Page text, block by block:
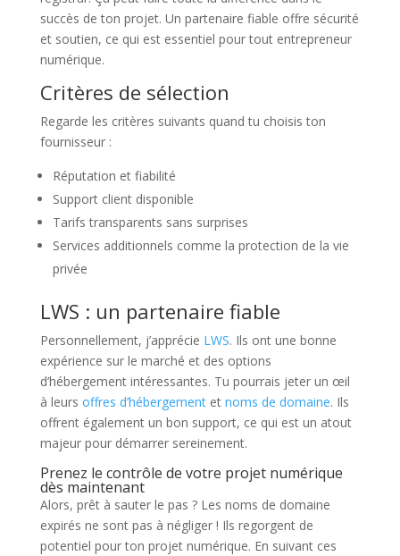
succès de ton projet. Un partenaire fiable offre sécurité
et soutien, ce qui est essentiel pour tout entrepreneur
numérique.
Critères de sélection
Regarde les critères suivants quand tu choisis ton
fournisseur :
Réputation et fiabilité
Support client disponible
Tarifs transparents sans surprises
Services additionnels comme la protection de la vie
privée
LWS : un partenaire fiable
Personnellement, j’apprécie LWS. Ils ont une bonne
expérience sur le marché et des options
d’hébergement intéressantes. Tu pourrais jeter un œil
à leurs offres d’hébergementet noms de domaine. Ils
offrent également un bon support, ce qui est un atout
majeur pour démarrer sereinement.
Prenez le contrôle de votre projet numérique
dès maintenant
Alors, prêt à sauter le pas ? Les noms de domaine
expirés ne sont pas à négliger ! Ils regorgent de
potentiel pour ton projet numérique. En suivant ces